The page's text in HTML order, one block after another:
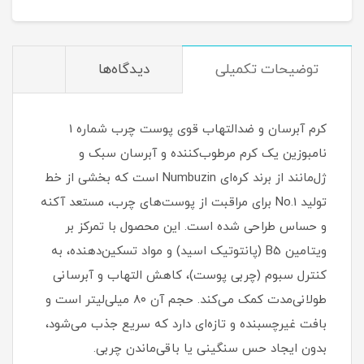
توضیحات تکمیلی دیدگاه‌ها
کرم آبرسان و ضدالتهاب قوی پوست چرب شماره 1
نامبوزین یک کرم مرطوب‌کننده و آبرسان سبک و
ژل‌مانند از برند کره‌ای Numbuzin است که بخشی از خط
تولید No.1 برای مراقبت از پوست‌های چرب، مستعد آکنه
و حساس طراحی شده است. این محصول با تمرکز بر
ویتامین B5 (پانتوتیک اسید) و مواد تسکین‌دهنده، به
کنترل سبوم (چربی پوست)، کاهش التهاب و آبرسانی
طولانی‌مدت کمک می‌کند. حجم آن ۸۰ میلی‌لیتر است و
بافت غیرچسبنده و تازه‌ای دارد که سریع جذب می‌شود،
بدون ایجاد حس سنگینی یا باقی‌ماندن چربی.